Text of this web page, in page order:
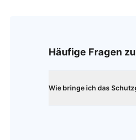
Häufige Fragen
Wie bringe ich das